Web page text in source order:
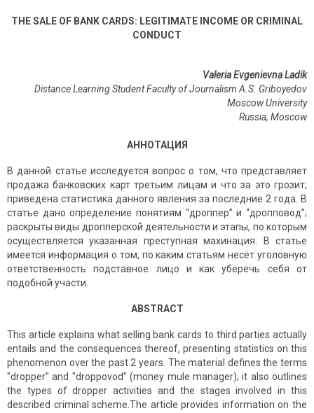
THE SALE OF BANK CARDS: LEGITIMATE INCOME OR CRIMINAL
CONDUCT
Valeria Evgenievna Ladik
Distance Learning Student Faculty of Journalism A.S. Griboyedov
Moscow University
Russia, Moscow
АННОТАЦИЯ
В данной статье исследуется вопрос о том, что представляет
продажа банковских карт третьим лицам и что за это грозит;
приведена статистика данного явления за последние 2 года. В
статье дано определение понятиям “дроппер” и “дропповод”;
раскрыты виды дропперской деятельности и этапы, по которым
осуществляется указанная преступная махинация. В статье
имеется информация о том, по каким статьям несёт уголовную
ответственность подставное лицо и как уберечь себя от
подобной участи.
ABSTRACT
This article explains what selling bank cards to third parties actually
entails and the consequences thereof, presenting statistics on this
phenomenon over the past 2 years. The material defines the terms
"dropper" and "droppovod" (money mule manager); it also outlines
the types of dropper activities and the stages involved in this
described criminal scheme.The article provides information on the